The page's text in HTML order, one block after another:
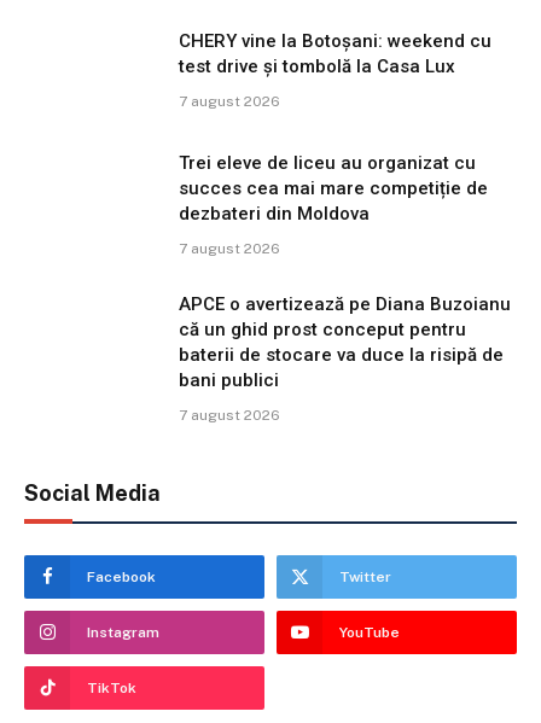
CHERY vine la Botoșani: weekend cu
test drive și tombolă la Casa Lux
7 august 2026
Trei eleve de liceu au organizat cu
succes cea mai mare competiție de
dezbateri din Moldova
7 august 2026
APCE o avertizează pe Diana Buzoianu
că un ghid prost conceput pentru
baterii de stocare va duce la risipă de
bani publici
7 august 2026
Social Media
Facebook Twitter
Instagram YouTube
TikTok